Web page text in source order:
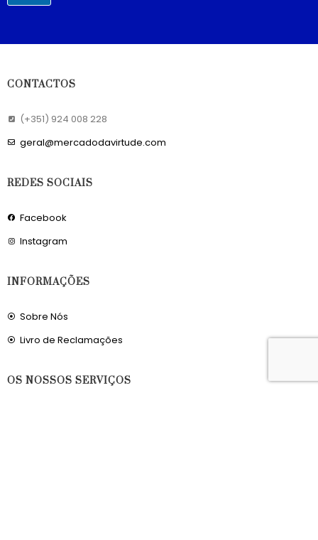
CONTACTOS
(+351) 924 008 228
geral@mercadodavirtude.com
REDES SOCIAIS
Facebook
Instagram
INFORMAÇÕES
Sobre Nós
Livro de Reclamações
OS NOSSOS SERVIÇOS